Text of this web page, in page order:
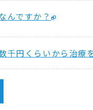
んですか？
千円くらいから治療